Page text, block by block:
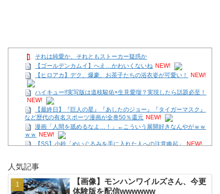
それは純愛か、それともストーカー疑惑か
【ゴールデンカムイ】へえ…かわいくないね NEW!
【ヒロアカ】デク、爆豪、お茶子たちの浴衣姿が可愛い！
NEW!
ハイキュー!!実写版は道枝駿佑×生見愛瑠？実現したら話題必至！
NEW!
【最終日】『巨人の星』『あしたのジョー』『タイガーマスク』
など歴代の有名スポーツ漫画が全巻50％還元 NEW!
漫画「人間を舐めるなよ…！」←こういう展開好きなんやがｗｗ
ｗｗ
NEW!
【SS】小鈴「ぬいぐるみを手に入れた人への注意喚起」 NEW!
【画像】モンハンワイルズさん、サンブレイクに売上逆転されて
しまう
「ゼノブレイド ディフィニティブエディション」 Nintendo
Switch 2 Edition
NEW!
人気記事
【画像】モンハンワイルズさん、今更
体験版を配信wwwwww